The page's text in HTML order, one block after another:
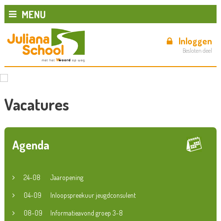
MENU
Inloggen
Besloten deel
Vacatures
Agenda
24-08 Jaaropening
04-09 Inloopspreekuur jeugdconsulent
08-09 Informatieavond groep 3-8